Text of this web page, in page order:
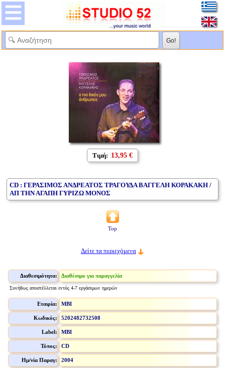
Τιμή: 13,95 €
CD : ΓΕΡΑΣΙΜΟΣ ΑΝΔΡΕΑΤΟΣ ΤΡΑΓΟΥΔΑ ΒΑΓΓΕΛΗ ΚΟΡΑΚΑΚΗ /
ΑΠ ΤΗΝ ΑΓΑΠΗ ΓΥΡΙΖΩ ΜΟΝΟΣ
Top
Δείτε τα περιεχόμενα
Διαθεσιμότητα: Διαθέσιμο για παραγγελία
Συνήθως αποστέλλεται εντός 4-7 εργάσιμων ημερών
Εταιρία: MBI
Κωδικός: 5202482732508
Label: MBI
Τύπος: CD
Ημ/νία Παραγ: 2004